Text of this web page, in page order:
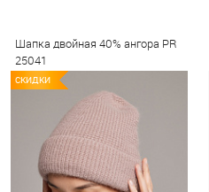
Шапка двойная 40% ангора PR
25041
СКИДКИ